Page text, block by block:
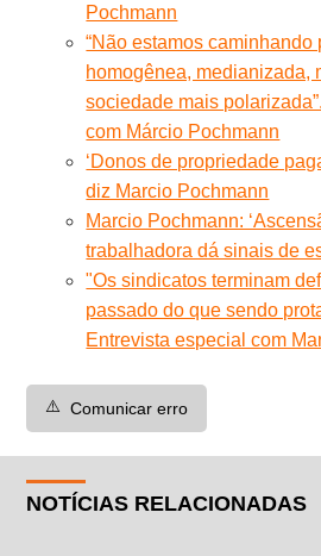
Pochmann
“Não estamos
homogênea, medianizada,
sociedade mais
com Márcio Pochmann
‘Donos de propriedade
diz Marcio Pochmann
Marcio Pochmann:
trabalhadora dá sinais de
"Os sindicatos terminam
passado do que sendo
Entrevista especial com
⚠️ Comunicar erro
NOTÍCIAS RELACIONADAS